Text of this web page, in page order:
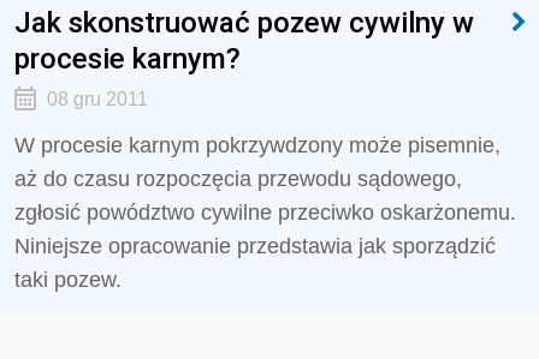
Jak skonstruować pozew cywilny w
procesie karnym?
08 gru 2011
W procesie karnym pokrzywdzony może pisemnie,
aż do czasu rozpoczęcia przewodu sądowego,
zgłosić powództwo cywilne przeciwko oskarżonemu.
Niniejsze opracowanie przedstawia jak sporządzić
taki pozew.